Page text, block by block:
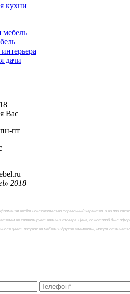
кухни
мебель
дачи
Вас
пн-пт
2018
несёт исключительно справочный характер, и ни при
не гарантирует наличия товара. Цена, по которой был
цвет, рисунок на мебели и другие элементы, могут